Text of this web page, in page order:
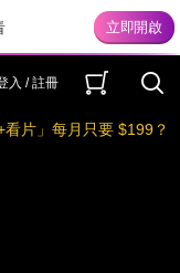
入 / 註冊
看片」每月只要 $199？